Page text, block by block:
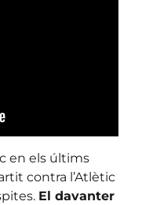
en els últims
contra l’Atlètic
El davanter